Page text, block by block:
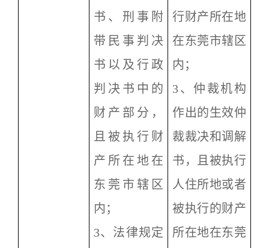
书、刑事附
带民事判决
书以及行政
判决书中的
财产部分，
且被执行财
产所在地在
东莞市辖区
内；
3、法律规定
行财产所在地
在东莞市辖区
内；
3、仲裁机构
作出的生效仲
裁裁决和调解
书，且被执行
人住所地或者
被执行的财产
所在地在东莞